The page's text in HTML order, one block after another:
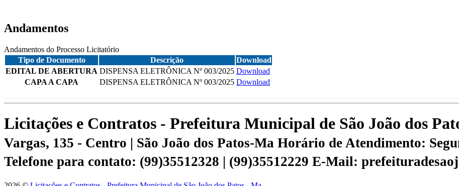
Andamentos
Andamentos do Processo Licitatório
Tipo de Documento
Descrição
Download
EDITAL DE ABERTURA DISPENSA ELETRÔNICA Nº 003/2025 Download
CAPA A CAPA
DISPENSA ELETRÔNICA Nº 003/2025 Download
Licitações e Contratos - Prefeitura Municipal de São João dos
Vargas, 135 - Centro | São João dos Patos-Ma Horário de Atendimento:
Telefone para contato: (99)35512328 | (99)35512229 E-Mail: